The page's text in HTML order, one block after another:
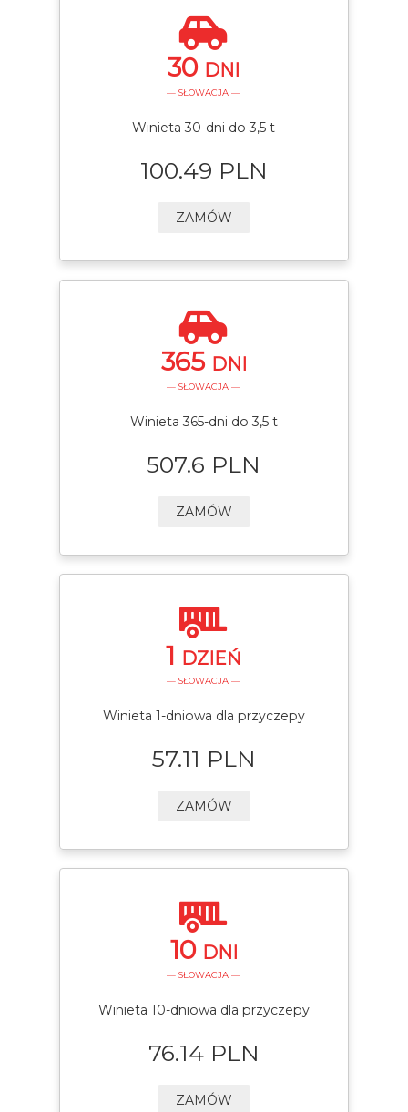
30 DNI
— SŁOWACJA —
Winieta 30-dni do 3,5 t
100.49 PLN
ZAMÓW
365 DNI
— SŁOWACJA —
Winieta 365-dni do 3,5 t
507.6 PLN
ZAMÓW
1 DZIEŃ
— SŁOWACJA —
Winieta 1-dniowa dla przyczepy
57.11 PLN
ZAMÓW
10 DNI
— SŁOWACJA —
Winieta 10-dniowa dla przyczepy
76.14 PLN
ZAMÓW